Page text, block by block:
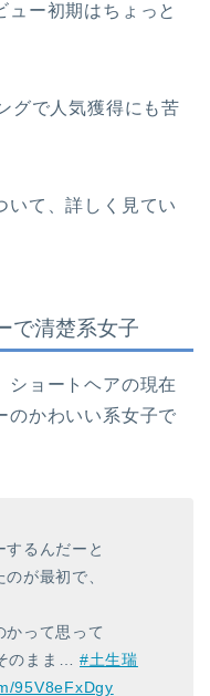
ュー初期はちょっと
グで人気獲得にも苦
いて、詳しく見てい
で清楚系女子
ショートヘアの現在
のかわいい系女子で
るんだーと
が最初で、
かって思って
のまま…#土生瑞
95V8eFxDgy